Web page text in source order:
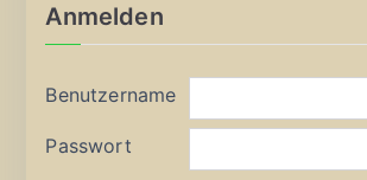
Anmelden
Benutzername
Passwort